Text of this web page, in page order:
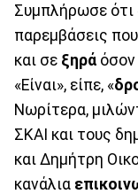
Συμπλήρωσε ότι
παρεμβάσεις
και σε ξηρά
«Είναι», είπε, «
Νωρίτερα,
ΣΚΑΙ και τους
και Δημήτρη
κανάλια